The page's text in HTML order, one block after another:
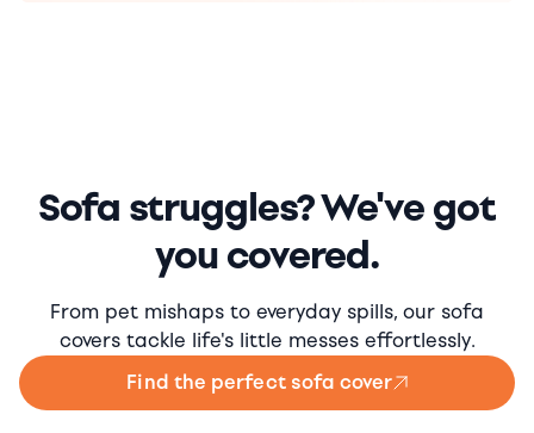
Sofa struggles? We've got
you covered.
From pet mishaps to everyday spills, our sofa
covers tackle life's little messes effortlessly.
Find the perfect sofa cover